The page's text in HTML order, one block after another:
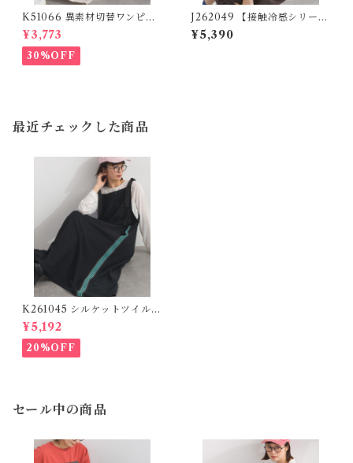
K51066 異素材切替ワンピー
ス (残りわずか)
¥3,773
30%OFF
J262049 【接触冷感シリー
ズ】 カノコポケットフリルワ
ンピース / Cool Touch Piqu
¥5,390
最近チェックした商品
K261045 シルケットツイルト
ラックジャンパースカート / Si
lket Twill Track Jumper Ski
rt
¥5,192
20%OFF
セール中の商品